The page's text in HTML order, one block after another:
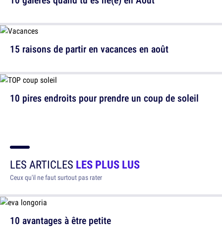
15 raisons de partir en vacances en août
10 pires endroits pour prendre un coup de soleil
LES ARTICLES LES PLUS LUS
Ceux qu'il ne faut surtout pas rater
10 avantages à être petite